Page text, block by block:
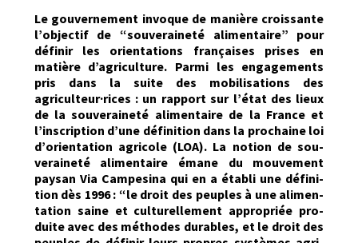
Le gou­verne­ment invoque de manière crois­sante
l’objectif de “sou­veraineté ali­men­taire” pour
définir les ori­en­ta­tions français­es pris­es en
matière d’agriculture. Par­mi les engage­ments
pris dans la suite des mobil­i­sa­tions des
agriculteur·rices : un rap­port sur l’état des lieux
de la sou­veraineté ali­men­taire de la France et
l’in­scrip­tion d’une déf­i­ni­tion dans la prochaine loi
d’orientation agri­cole (LOA). La notion de sou­
veraineté ali­men­taire émane du mou­ve­ment
paysan Via Campesina qui en a établi une déf­i­ni­
tion dès 1996 : “le droit des peu­ples à une ali­men­
ta­tion saine et cul­turelle­ment appro­priée pro­
duite avec des méth­odes durables, et le droit des